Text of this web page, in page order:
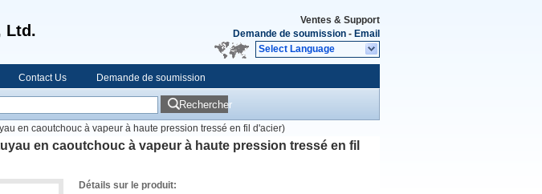
Ltd.
Ventes & Support
Demande de soumission - Email
Select Language
Contact Us Demande de soumission
Rechercher
en caoutchouc à vapeur à haute pression tressé en fil d'acier)
en caoutchouc à vapeur à haute pression tressé en fil
Détails sur le produit: